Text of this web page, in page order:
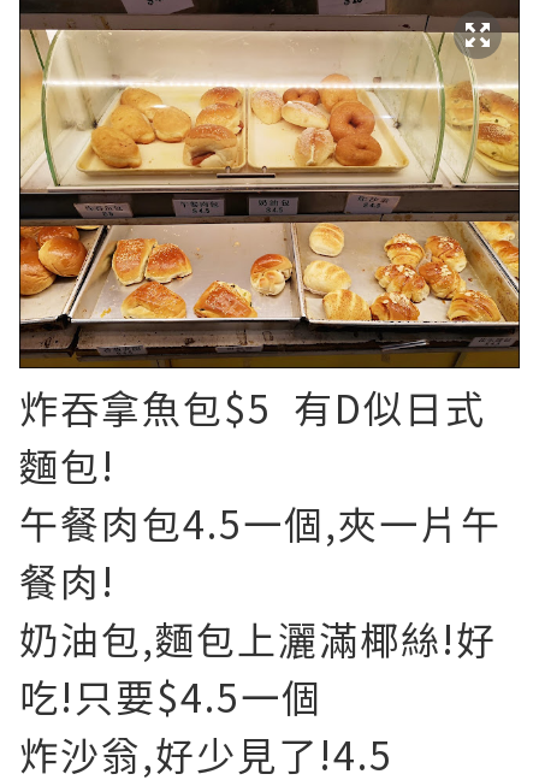
炸吞拿魚包$5 有D似日式
麵包!
午餐肉包4.5一個,夾一片午
餐肉!
奶油包,麵包上灑滿椰絲!好
吃!只要$4.5一個
炸沙翁,好少見了!4.5